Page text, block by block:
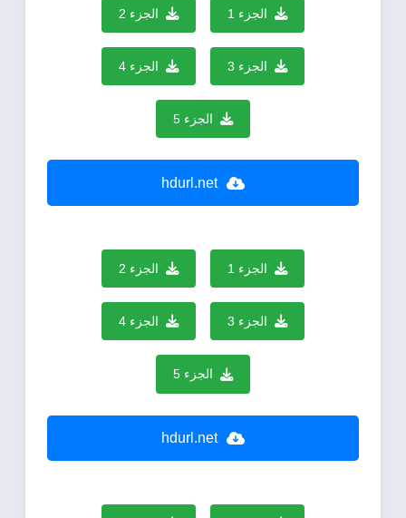
الجزء 1 الجزء 2
الجزء 3 الجزء 4
الجزء 5
hdurl.net
الجزء 1 الجزء 2
الجزء 3 الجزء 4
الجزء 5
hdurl.net